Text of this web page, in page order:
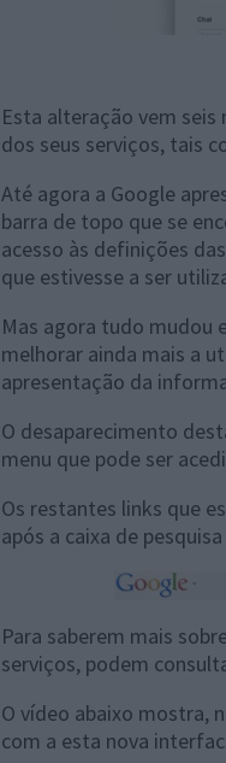
Esta alteração vem
dos seus serviços, tais
Até agora a Google
barra de topo que se
acesso às definições
que estivesse a ser
Mas agora tudo mudou
melhorar ainda mais a
apresentação da
O desaparecimento
menu que pode ser
Os restantes links que
após a caixa de
Para saberem mais
serviços, podem
O vídeo abaixo mostra,
com a esta nova